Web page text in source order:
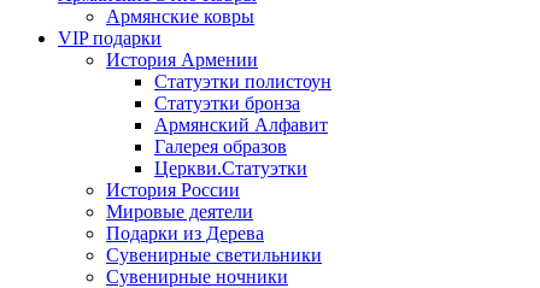
Армянские ковры
VIP подарки
История Армении
Статуэтки полистоун
Статуэтки бронза
Армянский Алфавит
Галерея образов
Церкви.Статуэтки
История России
Мировые деятели
Подарки из Дерева
Сувенирные светильники
Сувенирные ночники